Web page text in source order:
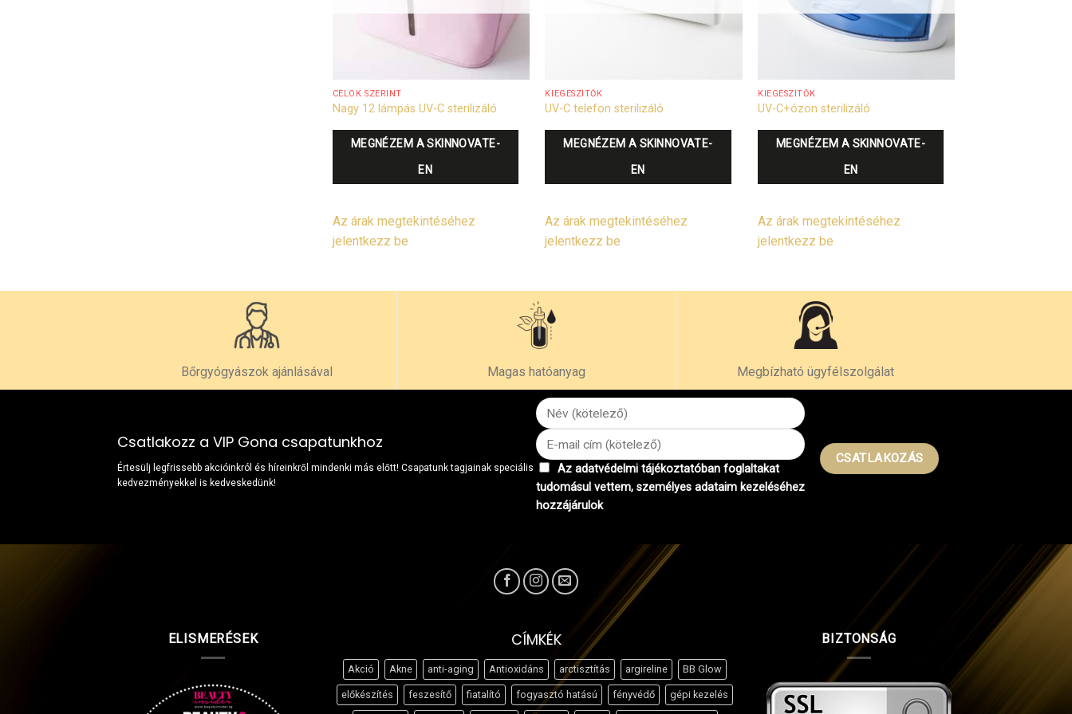
CÉLOK SZERINT
Nagy 12 lámpás UV-C sterilizáló
MEGNÉZEM A SKINNOVATE-
EN
Az árak megtekintéséhez
jelentkezz be
KIEGÉSZÍTŐK
UV-C telefon sterilizáló
MEGNÉZEM A SKINNOVATE-
EN
Az árak megtekintéséhez
jelentkezz be
KIEGÉSZÍTŐK
UV-C+ózon sterilizáló
MEGNÉZEM A SKINNOVATE-
EN
Az árak megtekintéséhez
jelentkezz be
Bőrgyógyászok ajánlásával Magas hatóanyag Megbízható ügyfélszolgálat
Csatlakozz a VIP Gona csapatunkhoz
Értesülj legfrissebb akcióinkról és híreinkről mindenki más előtt! Csapatunk tagjainak speciális
kedvezményekkel is kedveskedünk!
Az adatvédelmi tájékoztatóban foglaltakat
tudomásul vettem, személyes adataim kezeléséhez
hozzájárulok
ELISMERÉSEK CÍMKÉK
Akció Akne anti-aging Antioxidáns arctisztítás argireline BB Glow
előkészítés feszesítő fiatalító fogyasztó hatású fényvédő gépi kezelés
BIZTONSÁG